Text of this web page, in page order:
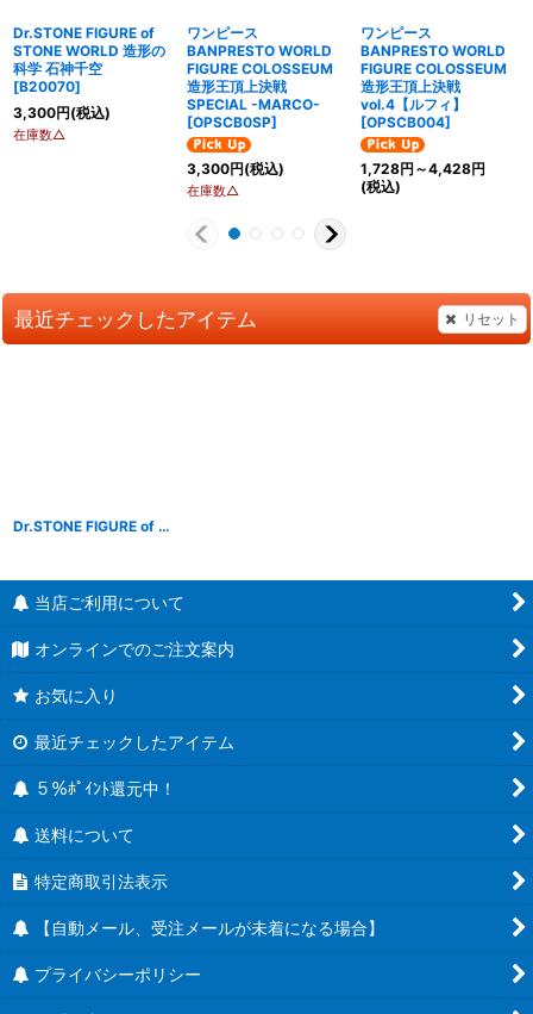
Dr.STONE FIGURE of
STONE WORLD 造形の
科学 石神千空
[B20070]
3,300円(税込)
在庫数△
ワンピース
BANPRESTO WORLD
FIGURE COLOSSEUM
造形王頂上決戦
SPECIAL -MARCO-
[OPSCB0SP]
3,300円(税込)
在庫数△
ワンピース
BANPRESTO WORLD
FIGURE COLOSSEUM
造形王頂上決戦
vol.4【ルフィ】
[OPSCB004]
1,728円 ～4,428円
(税込)
最近チェックしたアイテム リセット
Dr.STONE FIGURE of STONE WORLD 造形の科学 七海龍水＆石神千空
当店ご利用について
オンラインでのご注文案内
お気に入り
最近チェックしたアイテム
５％ﾎﾟｲﾝﾄ還元中！
送料について
特定商取引法表示
【自動メール、受注メールが未着になる場合】
プライバシーポリシー